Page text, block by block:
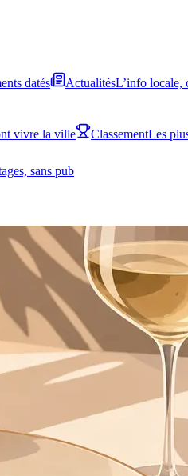
datés ActualitésL’info locale,
vivre la ville ClassementLes
sans pub